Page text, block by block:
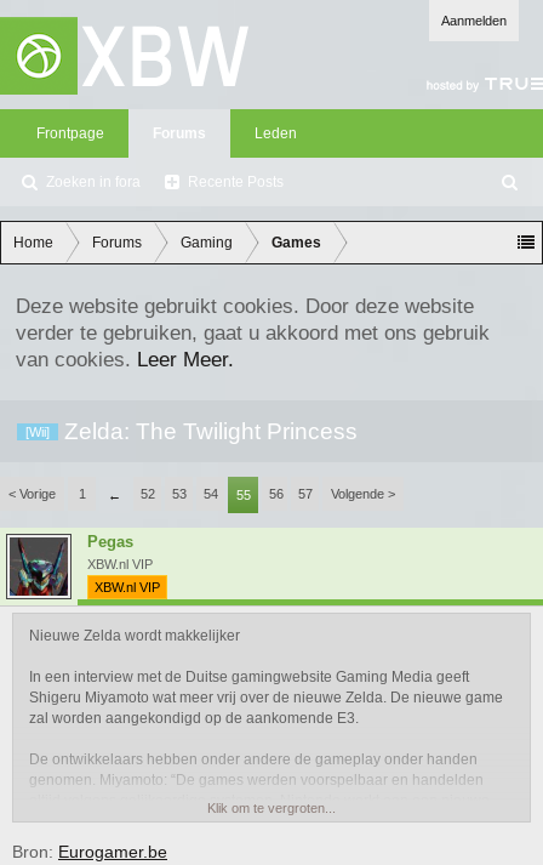
Aanmelden
Frontpage Forums
Zoeken in fora Recente Posts
Leden
oe
ke
n
Home Forums Gaming Games
Deze website gebruikt cookies. Door deze website
verder te gebruiken, gaat u akkoord met ons gebruik
van cookies. Leer Meer.
[Wii] Zelda: The Twilight Princess
< Vorige 1 ← 52 53 54 55 56 57 Volgende >
Pegas
XBW.nl VIP
XBW.nl VIP
Nieuwe Zelda wordt makkelijker
In een interview met de Duitse gamingwebsite Gaming Media geeft
Shigeru Miyamoto wat meer vrij over de nieuwe Zelda. De nieuwe game
zal worden aangekondigd op de aankomende E3.
De ontwikkelaars hebben onder andere de gameplay onder handen
genomen. Miyamoto: “De games werden voorspelbaar en handelden
altijd volgens gelijkaardige systemen. Nintendo werkt aan een nieuwe
manier van spelen. We proberen Zelda makkelijker te maken nadat de
reeks de laatste jaren steeds moeilijker is geworden.”
Klik om te vergroten...
Bron: Eurogamer.be